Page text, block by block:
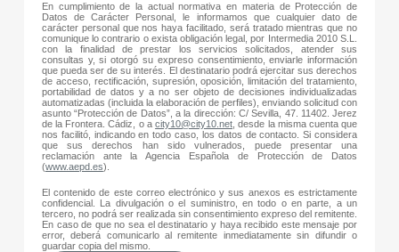
En cumplimiento de la actual normativa en materia de Protección de
Datos de Carácter Personal, le informamos que cualquier dato de
carácter personal que nos haya facilitado, será tratado mientras que no
comunique lo contrario o exista obligación legal, por Intermedia 2010 S.L.
con la finalidad de prestar los servicios solicitados, atender sus
consultas y, si otorgó su expreso consentimiento, enviarle información
que pueda ser de su interés. El destinatario podrá ejercitar sus derechos
de acceso, rectificación, supresión, oposición, limitación del tratamiento,
portabilidad de datos y a no ser objeto de decisiones individualizadas
automatizadas (incluida la elaboración de perfiles), enviando solicitud con
asunto “Protección de Datos”, a la dirección: C/ Sevilla, 47. 11402. Jerez
de la Frontera. Cádiz, o acity10@city10.net , desde la misma cuenta que
nos facilitó, indicando en todo caso, los datos de contacto. Si considera
que sus derechos han sido vulnerados, puede presentar una
reclamación ante la Agencia Española de Protección de Datos
(www.aepd.es).
El contenido de este correo electrónico y sus anexos es estrictamente
confidencial. La divulgación o el suministro, en todo o en parte, a un
tercero, no podrá ser realizada sin consentimiento expreso del remitente.
En caso de que no sea el destinatario y haya recibido este mensaje por
error, deberá comunicarlo al remitente inmediatamente sin difundir o
guardar copia del mismo.